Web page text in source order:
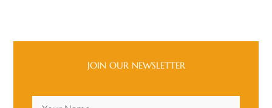
JOIN OUR NEWSLETTER